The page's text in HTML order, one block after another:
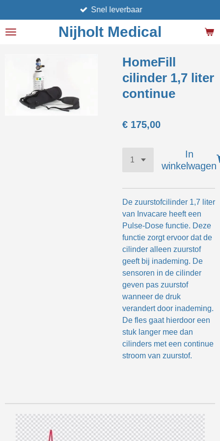
direct
naar
hoofdinhoud
Nijholt Medical
Snel leverbaar
HomeFill
cilinder 1,7 liter
continue
€ 175,00
In
winkelwagen
De zuurstofcilinder 1,7 liter
van Invacare heeft een
Pulse-Dose functie. Deze
functie zorgt ervoor dat de
cilinder alleen zuurstof
geeft bij inademing. De
sensoren in de cilinder
geven pas zuurstof
wanneer de druk
verandert door inademing.
De fles gaat hierdoor een
stuk langer mee dan
cilinders met een continue
stroom van zuurstof.